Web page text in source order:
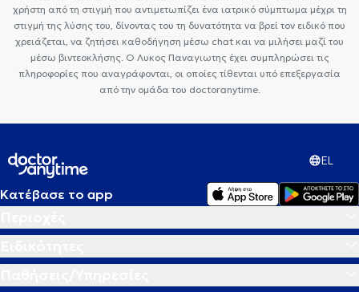
χρήστη από τη στιγμή που αντιμετωπίζει ένα ιατρικό σύμπτωμα μέχρι τη
στιγμή της λύσης του, δίνοντας του τη δυνατότητα να βρεί τον ειδικό που
χρειάζεται, να ζητήσει καθοδήγηση μέσω chat και να μιλήσει μαζί του
μέσω βιντεοκλήσης. Ο Λυκος Παναγιωτης έχει συμπληρώσει τις
πληροφορίες που αναγράφονται, οι οποίες τίθενται υπό επεξεργασία
από την ομάδα του doctoranytime.
EL
Κατέβασε το app